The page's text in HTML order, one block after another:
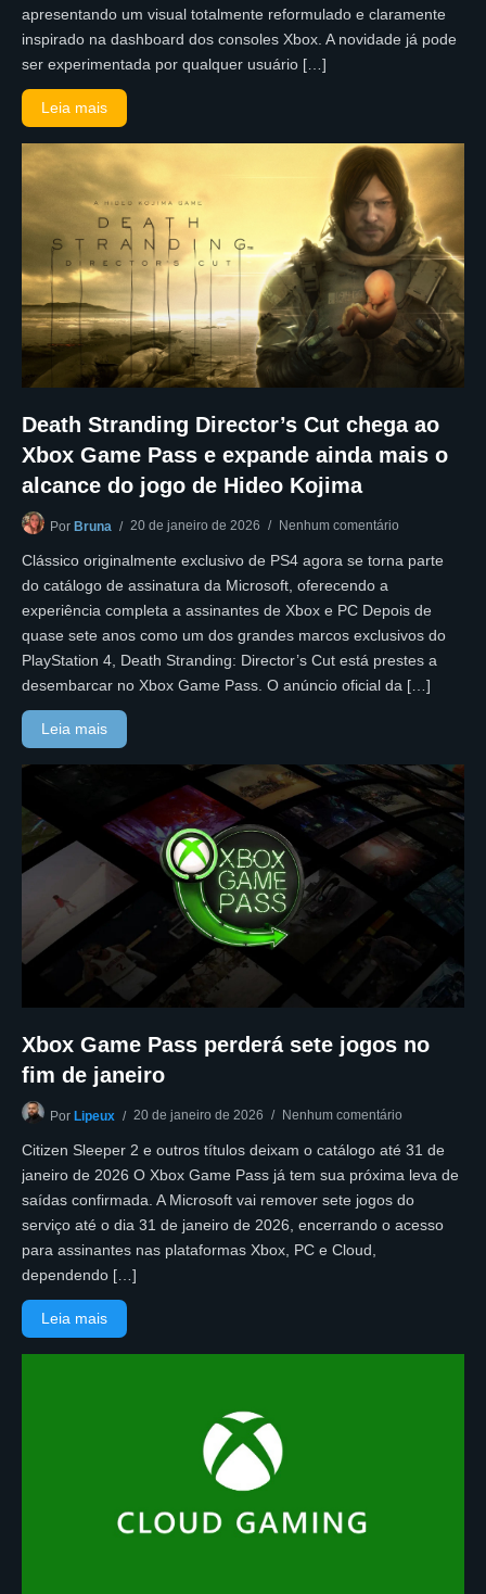
apresentando um visual totalmente reformulado e claramente
inspirado na dashboard dos consoles Xbox. A novidade já pode
ser experimentada por qualquer usuário […]
Leia mais
Death Stranding Director’s Cut chega ao
Xbox Game Pass e expande ainda mais o
alcance do jogo de Hideo Kojima
Por Bruna 20 de janeiro de 2026 Nenhum comentário
Clássico originalmente exclusivo de PS4 agora se torna parte
do catálogo de assinatura da Microsoft, oferecendo a
experiência completa a assinantes de Xbox e PC Depois de
quase sete anos como um dos grandes marcos exclusivos do
PlayStation 4, Death Stranding: Director’s Cut está prestes a
desembarcar no Xbox Game Pass. O anúncio oficial da […]
Leia mais
Xbox Game Pass perderá sete jogos no
fim de janeiro
Por Lipeux 20 de janeiro de 2026 Nenhum comentário
Citizen Sleeper 2 e outros títulos deixam o catálogo até 31 de
janeiro de 2026 O Xbox Game Pass já tem sua próxima leva de
saídas confirmada. A Microsoft vai remover sete jogos do
serviço até o dia 31 de janeiro de 2026, encerrando o acesso
para assinantes nas plataformas Xbox, PC e Cloud,
dependendo […]
Leia mais